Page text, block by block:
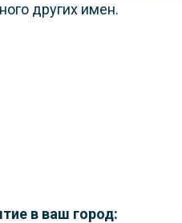
других имен.
в ваш город: